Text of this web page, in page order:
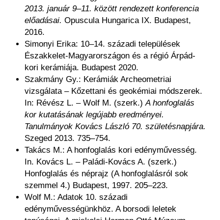
2013. január 9–11. között rendezett konferencia
előadásai. Opuscula Hungarica IX. Budapest,
2016.
Simonyi Erika: 10–14. századi települések
Északkelet-Magyarországon és a régió Árpád-
kori kerámiája. Budapest 2020.
Szakmány Gy.: Kerámiák Archeometriai
vizsgálata – Kőzettani és geokémiai módszerek.
In: Révész L. – Wolf M. (szerk.)A honfoglalás
kor kutatásának legújabb eredményei.
Tanulmányok Kovács László 70. születésnapjára.
Szeged 2013. 735–754.
Takács M.: A honfoglalás kori edényművesség.
In. Kovács L. – Paládi-Kovács A. (szerk.)
Honfoglalás és néprajz (A honfoglalásról sok
szemmel 4.) Budapest, 1997. 205–223.
Wolf M.: Adatok 10. századi
edényművességünkhöz. A borsodi leletek